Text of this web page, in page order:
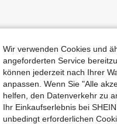
Wir verwenden Cookies und
angeforderten Service
können jederzeit nach Ihrer
anpassen. Wenn Sie "Alle
helfen, den Datenverkehr zu
Ihr Einkaufserlebnis bei
unbedingt erforderlichen